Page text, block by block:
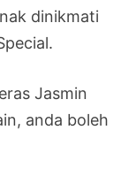
dinikmati
Jasmin
anda boleh